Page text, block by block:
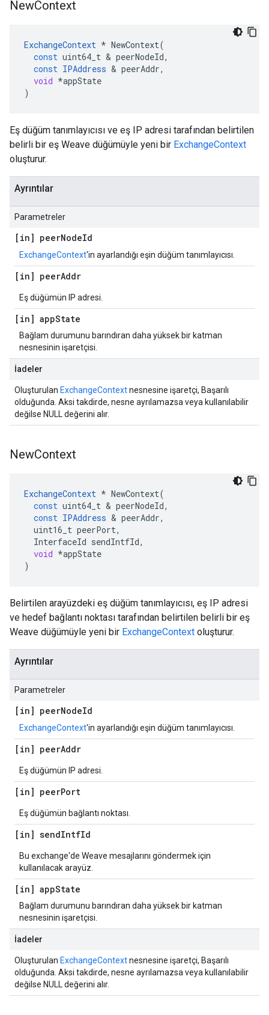
NewContext
ExchangeContext * NewContext(
const uint64_t & peerNodeId,
const IPAddress & peerAddr,
void *appState
)
Eş düğüm tanımlayıcısı ve eş IP adresi tarafından belirtilen
belirli bir eş Weave düğümüyle yeni bir ExchangeContext
oluşturur.
Ayrıntılar
Parametreler
[in] peerNodeId
ExchangeContext'in ayarlandığı eşin düğüm tanımlayıcısı.
[in] peerAddr
Eş düğümün IP adresi.
[in] appState
Bağlam durumunu barındıran daha yüksek bir katman
nesnesinin işaretçisi.
İadeler
Oluşturulan ExchangeContextnesnesine işaretçi, Başarılı
olduğunda. Aksi takdirde, nesne ayrılamazsa veya kullanılabilir
değilse NULL değerini alır.
NewContext
ExchangeContext * NewContext(
const uint64_t & peerNodeId,
const IPAddress & peerAddr,
uint16_t peerPort,
InterfaceId sendIntfId,
void *appState
)
Belirtilen arayüzdeki eş düğüm tanımlayıcısı, eş IP adresi
ve hedef bağlantı noktası tarafından belirtilen belirli bir eş
Weave düğümüyle yeni bir ExchangeContext oluşturur.
Ayrıntılar
Parametreler
[in] peerNodeId
ExchangeContext'in ayarlandığı eşin düğüm tanımlayıcısı.
[in] peerAddr
Eş düğümün IP adresi.
[in] peerPort
Eş düğümün bağlantı noktası.
[in] sendIntfId
Bu exchange'de Weave mesajlarını göndermek için
kullanılacak arayüz.
[in] appState
Bağlam durumunu barındıran daha yüksek bir katman
nesnesinin işaretçisi.
İadeler
Oluşturulan ExchangeContextnesnesine işaretçi, Başarılı
olduğunda. Aksi takdirde, nesne ayrılamazsa veya kullanılabilir
değilse NULL değerini alır.